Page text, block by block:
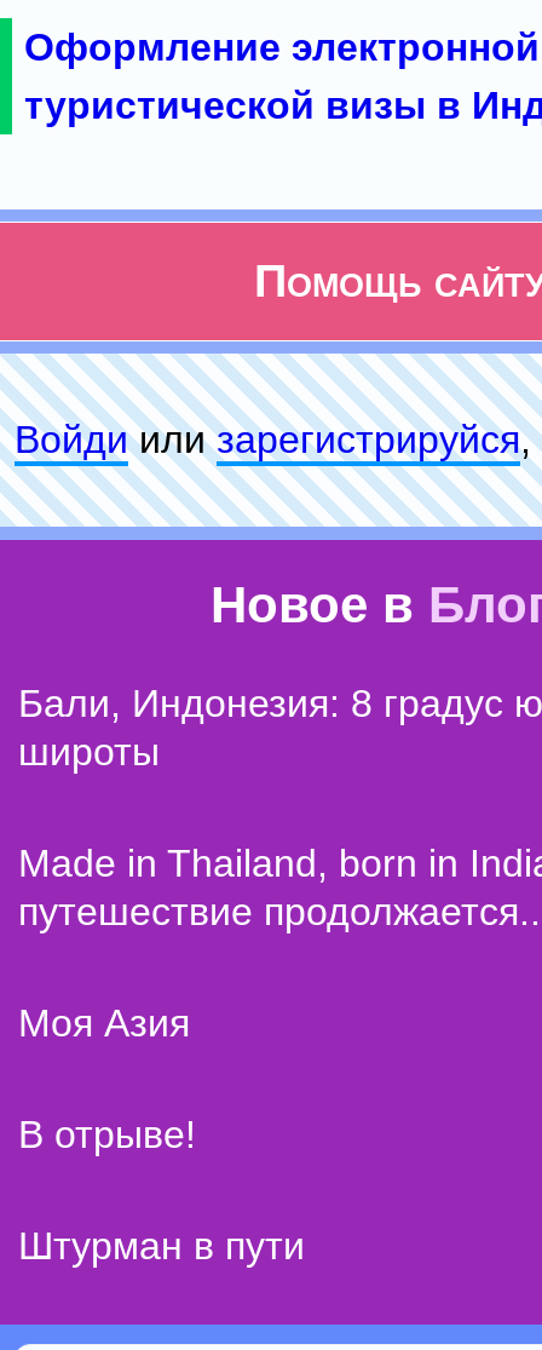
Оформление электронной
туристической визы в
Помощь
Войдиилизарeгиcтpируйся,
Новое в
Бали, Индонезия: 8 градус
широты
Made in Thailand, born in
путешествие
Моя Азия
В отрыве!
Штурман в пути